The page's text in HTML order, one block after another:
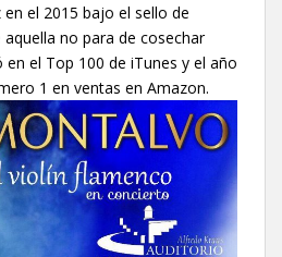
el 2015 bajo el sello de
no para de cosechar
en el Top 100 de iTunes y el año
1 en ventas en Amazon.